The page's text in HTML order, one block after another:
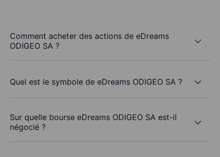
Comment acheter des actions de eDreams
ODIGEO SA ?
Quel est le symbole de eDreams ODIGEO SA ?
Sur quelle bourse eDreams ODIGEO SA est-il
négocié ?